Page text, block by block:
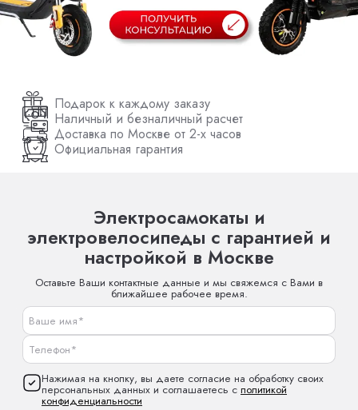
Подарок к каждому заказу
Наличный и безналичный расчет
Доставка по Москве от 2-х часов
Официальная гарантия
Электросамокаты и
электровелосипеды с гарантией и
настройкой в Москве
Оставьте Ваши контактные данные и мы свяжемся с Вами в
ближайшее рабочее время.
Нажимая на кнопку, вы даете согласие на обработку своих
персональных данных и соглашаетесь с политикой
конфиденциальности